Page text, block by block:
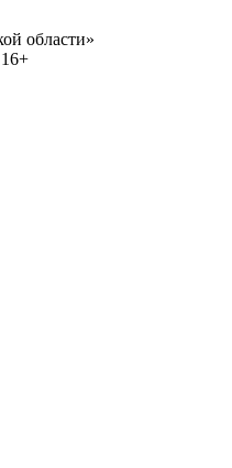
области»
16+